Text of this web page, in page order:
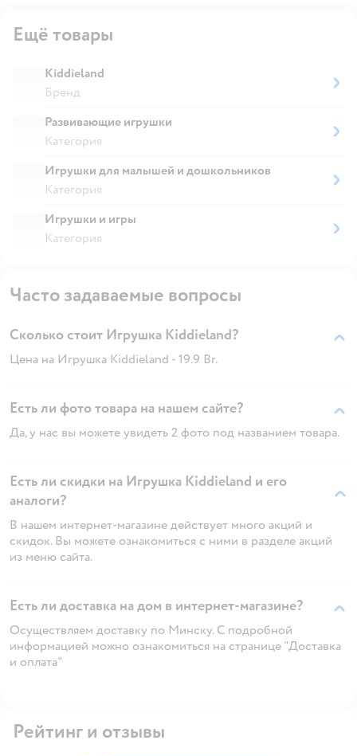
Ещё товары
Kiddieland
Бренд
Развивающие игрушки
Категория
Игрушки для малышей и дошкольников
Категория
Игрушки и игры
Категория
Часто задаваемые вопросы
Сколько стоит Игрушка Kiddieland?
Цена на Игрушка Kiddieland - 19.9 Br.
Есть ли фото товара на нашем сайте?
Да, у нас вы можете увидеть 2 фото под названием товара.
Есть ли скидки на Игрушка Kiddieland и его
аналоги?
В нашем интернет-магазине действует много акций и
скидок. Вы можете ознакомиться с ними в разделе акций
из меню сайта.
Есть ли доставка на дом в интернет-магазине?
Осуществляем доставку по Минску. С подробной
информацией можно ознакомиться на странице "Доставка
и оплата"
Рейтинг и отзывы